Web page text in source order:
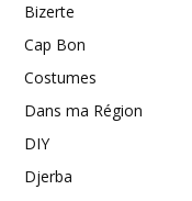
Bizerte
Cap Bon
Costumes
Dans ma Région
DIY
Djerba